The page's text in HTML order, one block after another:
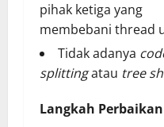
pihak ketiga yang
membebani thread
Tidak adanya
splittingatau tree
Langkah